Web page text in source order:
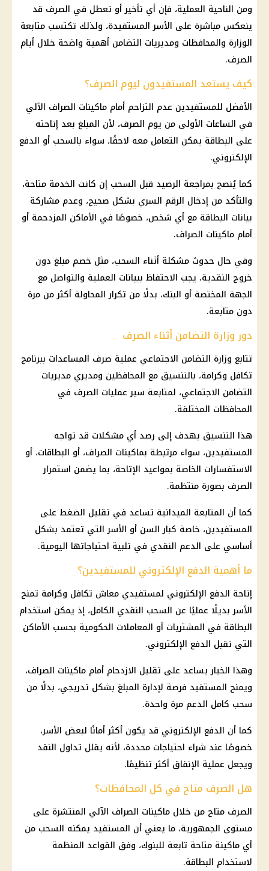
ومن الناحية العملية، فإن أي تأخير أو تعطل في الصرف قد
ينعكس مباشرة على الأسر المستفيدة، ولذلك تكتسب متابعة
الوزارة والمحافظات ومديريات التضامن أهمية واضحة خلال أيام
الصرف.
كيف يستعد المستفيدون ليوم الصرف؟
الأفضل للمستفيدين عدم التزاحم أمام ماكينات الصراف الآلي
في الساعات الأولى من يوم الصرف، لأن المبلغ بعد إتاحته
على البطاقة يمكن التعامل معه لاحقًا، سواء بالسحب أو الدفع
الإلكتروني.
كما يُنصح بمراجعة الرصيد قبل السحب إن كانت الخدمة متاحة،
والتأكد من إدخال الرقم السري بشكل صحيح، وعدم مشاركة
بيانات البطاقة مع أي شخص، خصوصًا في الأماكن المزدحمة أو
أمام ماكينات الصراف.
وفي حال حدوث مشكلة أثناء السحب، مثل خصم مبلغ دون
خروج النقدية، يجب الاحتفاظ ببيانات العملية والتواصل مع
الجهة المختصة أو البنك، بدلًا من تكرار المحاولة أكثر من مرة
دون متابعة.
دور وزارة التضامن أثناء الصرف
تتابع وزارة التضامن الاجتماعي عملية صرف المساعدات ببرنامج
تكافل وكرامة، بالتنسيق مع المحافظين ومديري مديريات
التضامن الاجتماعي، لمتابعة سير عمليات الصرف في
المحافظات المختلفة.
هذا التنسيق يهدف إلى رصد أي مشكلات قد تواجه
المستفيدين، سواء مرتبطة بماكينات الصراف، أو البطاقات، أو
الاستفسارات الخاصة بمواعيد الإتاحة، بما يضمن استمرار
الصرف بصورة منتظمة.
كما أن المتابعة الميدانية تساعد في تقليل الضغط على
المستفيدين، خاصة كبار السن أو الأسر التي تعتمد بشكل
أساسي على الدعم النقدي في تلبية احتياجاتها اليومية.
ما أهمية الدفع الإلكتروني للمستفيدين؟
إتاحة الدفع الإلكتروني لمستفيدي معاش تكافل وكرامة تمنح
الأسر بديلًا عمليًا عن السحب النقدي الكامل، إذ يمكن استخدام
البطاقة في المشتريات أو المعاملات الحكومية بحسب الأماكن
التي تقبل الدفع الإلكتروني.
وهذا الخيار يساعد على تقليل الازدحام أمام ماكينات الصراف،
ويمنح المستفيد فرصة لإدارة المبلغ بشكل تدريجي، بدلًا من
سحب كامل الدعم مرة واحدة.
كما أن الدفع الإلكتروني قد يكون أكثر أمانًا لبعض الأسر،
خصوصًا عند شراء احتياجات محددة، لأنه يقلل تداول النقد
ويجعل عملية الإنفاق أكثر تنظيمًا.
هل الصرف متاح في كل المحافظات؟
الصرف متاح من خلال ماكينات الصراف الآلي المنتشرة على
مستوى الجمهورية، ما يعني أن المستفيد يمكنه السحب من
أي ماكينة متاحة تابعة للبنوك، وفق القواعد المنظمة
لاستخدام البطاقة.